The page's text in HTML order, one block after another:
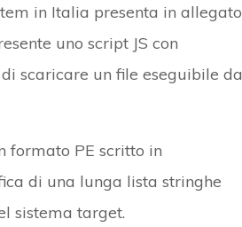
in Italia presenta in allegato
uno script JS con
scaricare un file eseguibile da
formato PE scritto in
di una lunga lista stringhe
sistema target.